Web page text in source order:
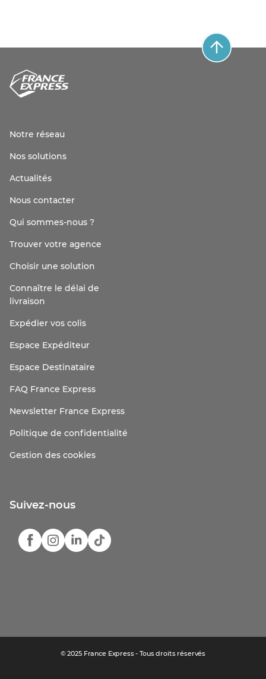
Notre réseau
Nos solutions
Actualités
Nous contacter
Qui sommes-nous ?
Trouver votre agence
Choisir une solution
Connaître le délai de
livraison
Expédier vos colis
Espace Expéditeur
Espace Destinataire
FAQ France Express
Newsletter France Express
Politique de confidentialité
Gestion des cookies
Suivez-nous
© 2025 France Express - Tous droits réservés